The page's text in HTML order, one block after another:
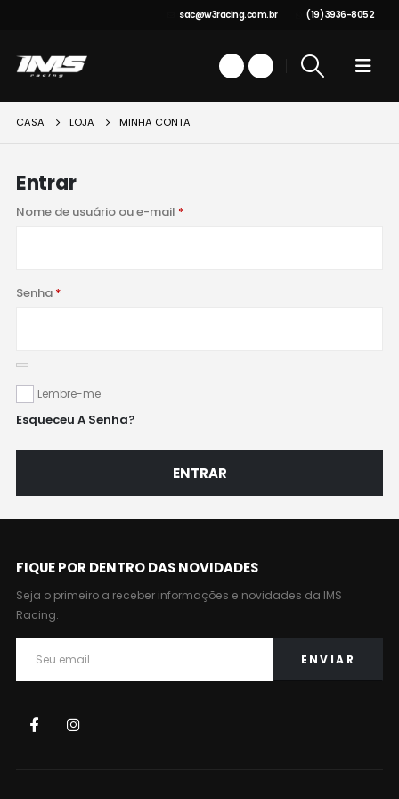
sac@w3racing.com.br (19) 3936-8052
CASA LOJA MINHA CONTA
Entrar
Nome de usuário ou e-mail *Obrigatório
Senha *Obrigatório
Lembre-me
Esqueceu A Senha?
ENTRAR
FIQUE POR DENTRO DAS NOVIDADES
Seja o primeiro a receber informações e novidades da IMS
Racing.